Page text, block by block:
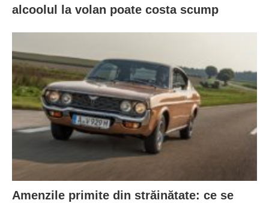
alcoolul la volan poate costa scump
Amenzile primite din străinătate: ce se